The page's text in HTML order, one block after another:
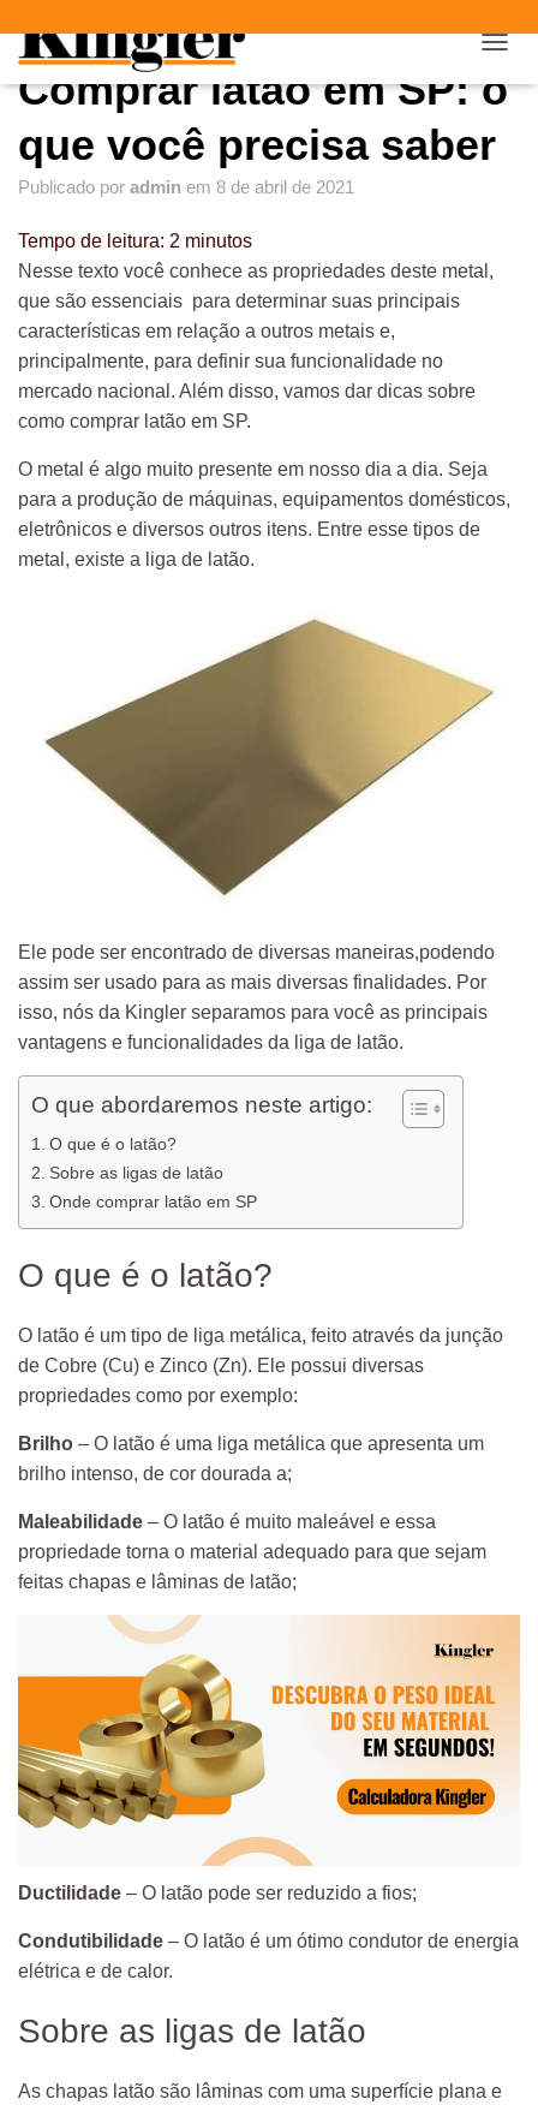
L
T
Comprar latão em SP: o
que você precisa saber
Publicado por admin em 8 de abril de 2021
Tempo de leitura: 2 minutos
Nesse texto você conhece as propriedades deste metal,
que são essenciais para determinar suas principais
características em relação a outros metais e,
principalmente, para definir sua funcionalidade no
mercado nacional. Além disso, vamos dar dicas sobre
como comprar latão em SP.
O metal é algo muito presente em nosso dia a dia. Seja
para a produção de máquinas, equipamentos domésticos,
eletrônicos e diversos outros itens. Entre esse tipos de
metal, existe a liga de latão.
Ele pode ser encontrado de diversas maneiras,podendo
assim ser usado para as mais diversas finalidades. Por
isso, nós da Kingler separamos para você as principais
vantagens e funcionalidades da liga de latão.
O que abordaremos neste artigo:
O que é o latão?
Sobre as ligas de latão
Onde comprar latão em SP
O que é o latão?
O latão é um tipo de liga metálica, feito através da junção
de Cobre (Cu) e Zinco (Zn). Ele possui diversas
propriedades como por exemplo:
Brilho – O latão é uma liga metálica que apresenta um
brilho intenso, de cor dourada a;
Maleabilidade – O latão é muito maleável e essa
propriedade torna o material adequado para que sejam
feitas chapas e lâminas de latão;
Ductilidade – O latão pode ser reduzido a fios;
Condutibilidade – O latão é um ótimo condutor de energia
elétrica e de calor.
Sobre as ligas de latão
As chapas latão são lâminas com uma superfície plana e